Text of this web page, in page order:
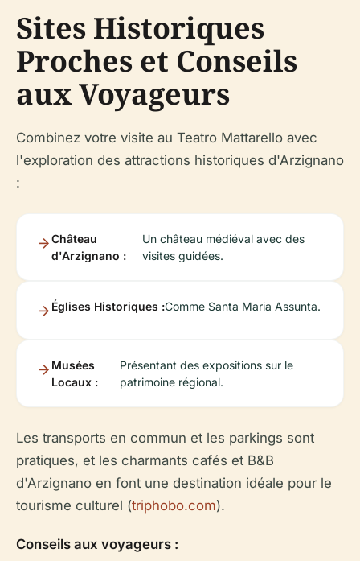
Sites Historiques
Proches et Conseils
aux Voyageurs
Combinez votre visite au Teatro Mattarello avec
l'exploration des attractions historiques d'Arzignano
:
Château
d'Arzignano :
Un château médiéval avec des
visites guidées.
Églises Historiques :Comme Santa Maria Assunta.
Musées
Locaux :
Présentant des expositions sur le
patrimoine régional.
Les transports en commun et les parkings sont
pratiques, et les charmants cafés et B&B
d'Arzignano en font une destination idéale pour le
tourisme culturel (triphobo.com).
Conseils aux voyageurs :